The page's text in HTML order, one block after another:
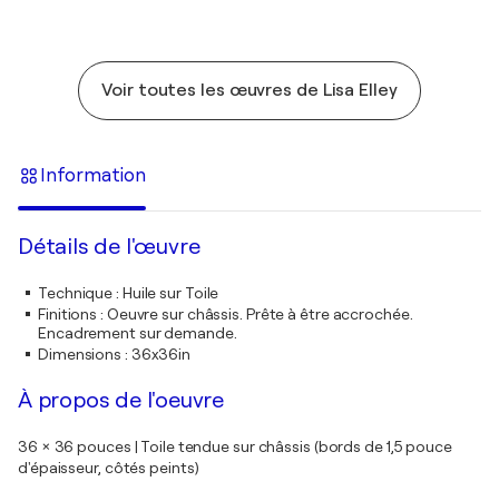
Voir toutes les œuvres de Lisa Elley
Information
Détails de l'œuvre
Technique: Huile sur Toile
Finitions : Oeuvre sur châssis. Prête à être accrochée.
Encadrement sur demande.
Dimensions : 36x36in
À propos de l'oeuvre
36 × 36 pouces | Toile tendue sur châssis (bords de 1,5 pouce
d'épaisseur, côtés peints)